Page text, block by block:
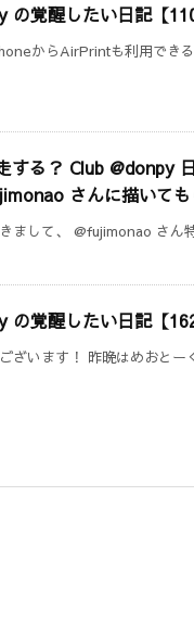
の覚醒したい日記【110
からAirPrintも利用でき
する？ Club @donpy
さんに描いても
まして、 @fujimonao さん
の覚醒したい日記【162
ざいます！ 昨晩はめおと